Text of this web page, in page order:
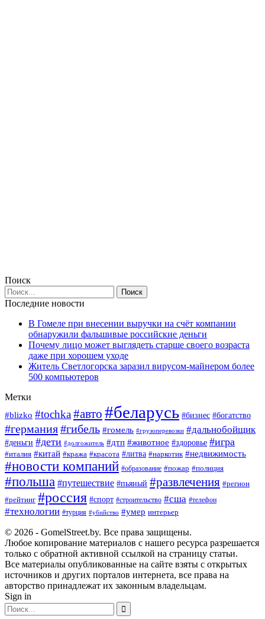
Поиск
Последние новости
В Гомеле при внесении выручки на счёт компании
обнаружили фальшивые российские деньги
Почему лицо может выглядеть старше своего возраста
даже при хорошем уходе
Житель Светлогорска заразил вирусом-майнером более
500 компьютеров
Метки
#blizko #tochka#авто #беларусь #бизнес #богатство
#германия#гибель #гомель #грузоперевозки #дальнобойщик
#деньги #дети #долгожитель #дтп #животное #здоровье #игра
#италия #китай #кража #красота #литва #наркотик #недвижимость
#новости компаний #образование #пожар #полиция
#польша #путешествие #пьяный #развлечения #регион
#рейтинг #россия #спорт #строительство #сша #телефон
#технологии #турция #убийство #умер интерьер
© 2026 - GomelStreet.by. Все права защищены.
Любое копирование материалов с нашего ресурса разрешается
только с обратной активной ссылкой на страницу статьи.
Все материалы опубликованные на сайте взяты с открытых
источников и других порталов интернета, все права на
авторство принадлежат их законным владельцам.
Sign in